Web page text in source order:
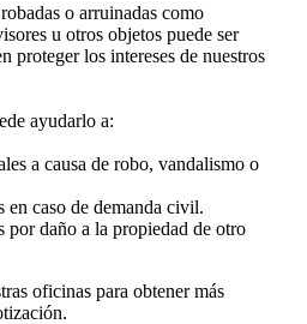
o arruinadas como
u otros objetos puede ser
proteger los intereses de nuestros
ayudarlo a:
a causa de robo, vandalismo o
en caso de demanda civil.
por daño a la propiedad de otro
oficinas para obtener más